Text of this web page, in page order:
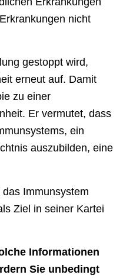
nicht
gestoppt wird,
erneut auf. Damit
zu einer
Er vermutet, dass
ein
auszubilden, eine
Immunsystem
Ziel in seiner Kartei
Informationen
Sie unbedingt